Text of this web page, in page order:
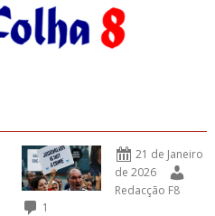
21 de Janeiro
de 2026
Redacção F8
1